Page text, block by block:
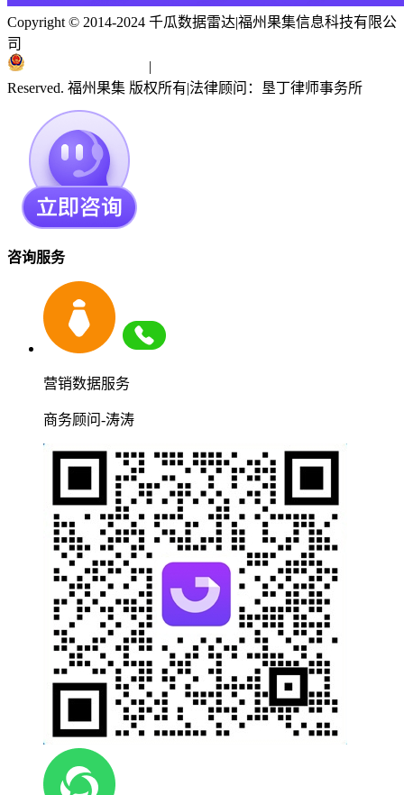
Copyright © 2014-2024 千瓜数据雷达|福州果集信息科技有限公
司
|
Reserved. 福州果集 版权所有|法律顾问：垦丁律师事务所
咨询服务
营销数据服务
商务顾问-涛涛